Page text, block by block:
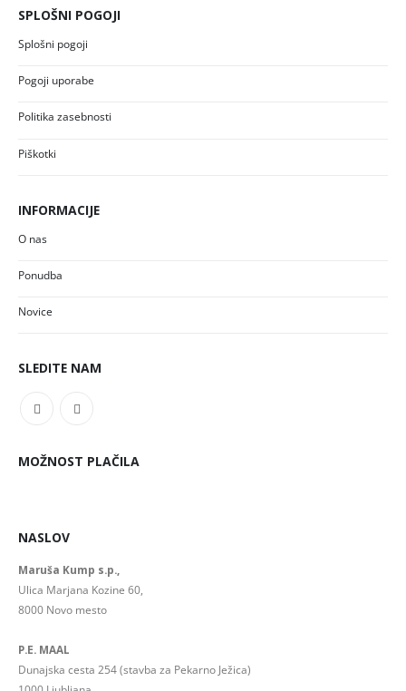
SPLOŠNI POGOJI
Splošni pogoji
Pogoji uporabe
Politika zasebnosti
Piškotki
INFORMACIJE
O nas
Ponudba
Novice
SLEDITE NAM
MOŽNOST PLAČILA
NASLOV
Maruša Kump s.p.,
Ulica Marjana Kozine 60,
8000 Novo mesto
P.E. MAAL
Dunajska cesta 254 (stavba za Pekarno Ježica)